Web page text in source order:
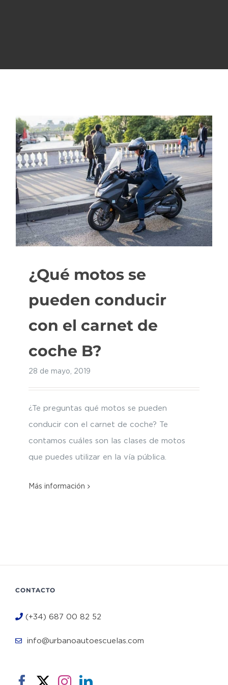
¿Qué motos se
pueden conducir
con el carnet de
coche B?
28 de mayo, 2019
¿Te preguntas qué motos se pueden
conducir con el carnet de coche? Te
contamos cuáles son las clases de motos
que puedes utilizar en la vía pública.
Más información
CONTACTO
(+34) 687 00 82 52
info@urbanoautoescuelas.com